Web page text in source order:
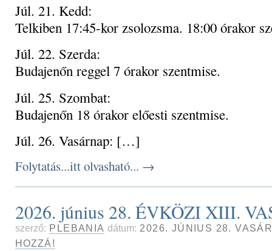
Júl. 21. Kedd:
Telkiben 17:45-kor zsolozsma. 18:00 órakor
Júl. 22. Szerda:
Budajenőn reggel 7 órakor szentmise.
Júl. 25. Szombat:
Budajenőn 18 órakor előesti szentmise.
Júl. 26. Vasárnap: […]
Folytatás...itt olvasható... →
2026. június 28. ÉVKÖZI XIII.
szerző: PLEBANIA dátum: 2026. JÚNIUS 28.
HOZZÁ!